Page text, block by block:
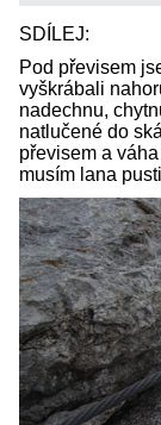
SDÍLEJ:
Pod převisem
vyškrábali
nadechnu,
natlučené do
převisem a
musím lana